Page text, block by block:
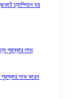
চ্যাম্পিয়ন হয়
পুরস্কার লাভ
পুরস্কার লাভ করেন